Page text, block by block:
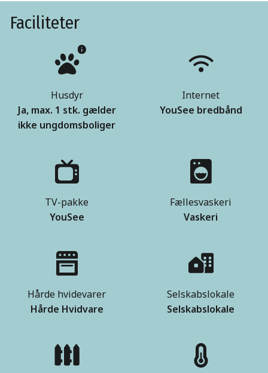
Faciliteter
Husdyr
Ja, max. 1 stk. gælder
ikke ungdomsboliger
Internet
YouSee bredbånd
TV-pakke
YouSee
Fællesvaskeri
Vaskeri
Hårde hvidevarer
Hårde Hvidvare
Selskabslokale
Selskabslokale